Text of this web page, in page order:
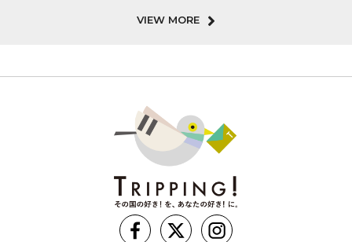
VIEW MORE